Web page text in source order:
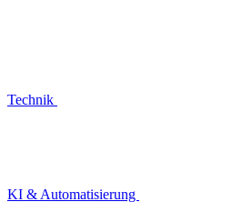
Technik
KI & Automatisierung